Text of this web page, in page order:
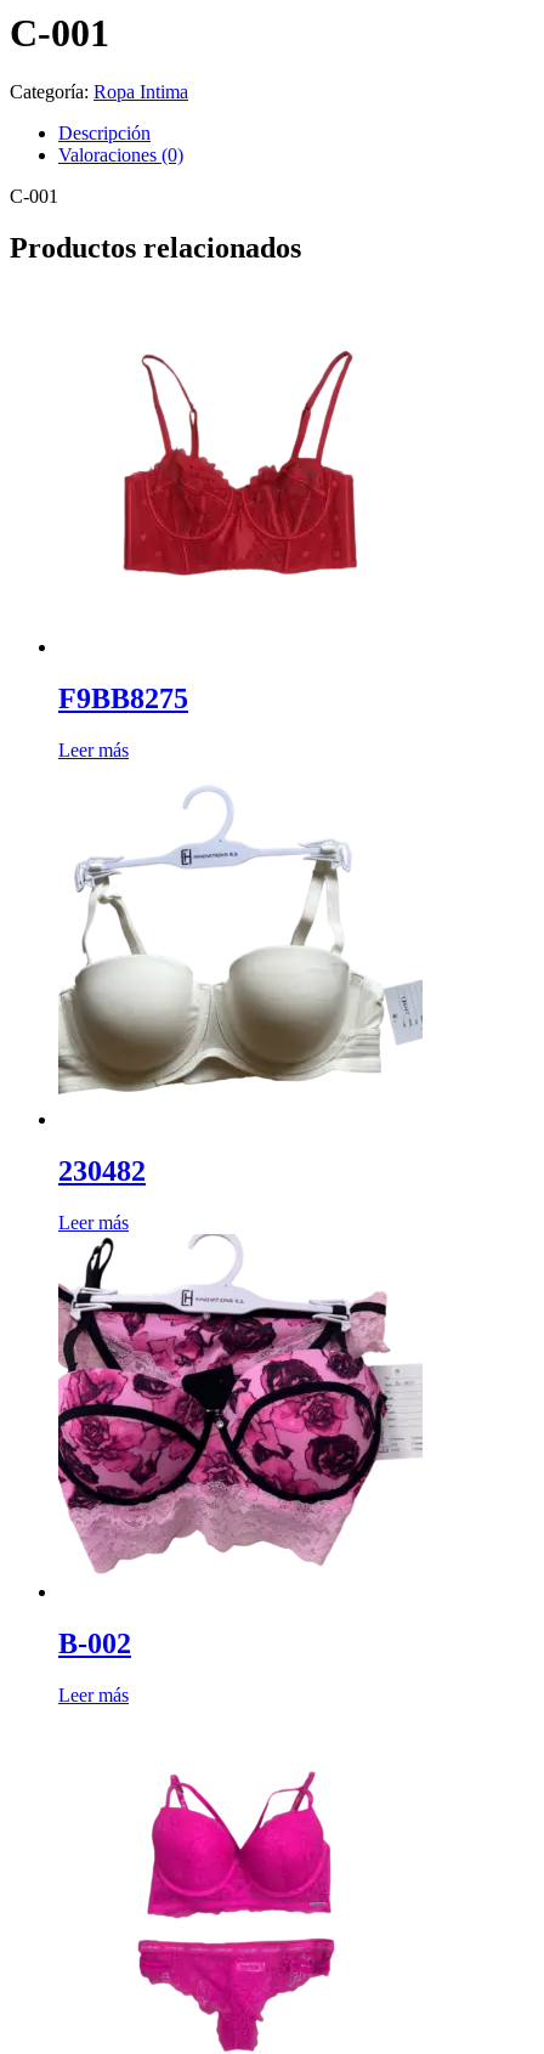
C-001
Categoría: Ropa Intima
Descripción
Valoraciones (0)
C-001
Productos relacionados
F9BB8275
Leer más
230482
Leer más
B-002
Leer más